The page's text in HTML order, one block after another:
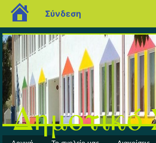
Δημοτικό
blogs.sch.gr
Σύνδεση